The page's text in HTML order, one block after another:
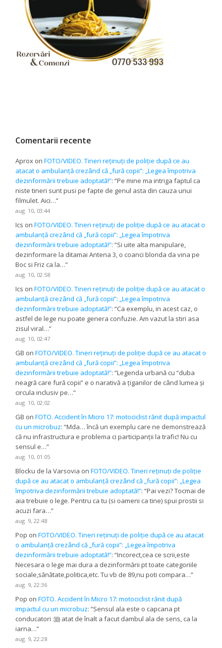
Comentarii recente
Aprox onFOTO/VIDEO. Tineri reținuți de poliție după ce au
atacat o ambulanță crezând că „fură copii”: „Legea împotriva
dezinformării trebuie adoptată!”: “Pe mine ma intriga faptul ca
niste tineri sunt pusi pe fapte de genul asta din cauza unui
filmulet. Aici…”
aug. 10, 03:44
Ics onFOTO/VIDEO. Tineri reținuți de poliție după ce au atacat o
ambulanță crezând că „fură copii”: „Legea împotriva
dezinformării trebuie adoptată!”: “Si uite alta manipulare,
dezinformare la ditamai Antena 3, o coanci blonda da vina pe
Boc si Friz ca la…”
aug. 10, 02:58
Ics onFOTO/VIDEO. Tineri reținuți de poliție după ce au atacat o
ambulanță crezând că „fură copii”: „Legea împotriva
dezinformării trebuie adoptată!”: “Ca exemplu, in acest caz, o
astfel de lege nu poate genera confuzie. Am vazut la stiri asa
zisul viral…”
aug. 10, 02:47
GB onFOTO/VIDEO. Tineri reținuți de poliție după ce au atacat o
ambulanță crezând că „fură copii”: „Legea împotriva
dezinformării trebuie adoptată!”: “Legenda urbană cu “duba
neagră care fură copii” e o narativă a țiganilor de când lumea și
circula inclusiv pe…”
aug. 10, 02:02
GB onFOTO. Accident în Micro 17: motociclist rănit după impactul
cu un microbuz: “Mda… încă un exemplu care ne demonstrează
că nu infrastructura e problema ci participanții la trafic! Nu cu
sensul e…”
aug. 10, 01:05
Blocku de la Varsovia onFOTO/VIDEO. Tineri reținuți de poliție
după ce au atacat o ambulanță crezând că „fură copii”: „Legea
împotriva dezinformării trebuie adoptată!”: “Pai vezi? Tocmai de
aia trebuie o lege. Pentru ca tu (si oameni ca tine) spui prostii si
acuzi fara…”
aug. 9, 22:48
Pop onFOTO/VIDEO. Tineri reținuți de poliție după ce au atacat
o ambulanță crezând că „fură copii”: „Legea împotriva
dezinformării trebuie adoptată!”: “Incorect,cea ce scrii,este
Necesara o lege mai dura a dezinformării pt toate categoriile
sociale,sănătate,politica,etc. Tu vb de 89,nu poti compara…”
aug. 9, 22:36
Pop onFOTO. Accident în Micro 17: motociclist rănit după
impactul cu un microbuz: “Sensul ala este o capcana pt
conducatori :)))) atat de înalt a facut dambul ala de sens, ca la
iarna…”
aug. 9, 22:28